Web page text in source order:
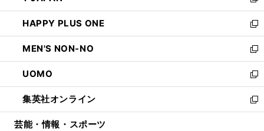
開
く
ウ
で
開
く
ン
ド
ウ
で
開
く
ウ
ィ
ン
ド
ウ
で
開
く
し
い
ウ
ィ
ン
ド
ウ
で
開
HAPPY PLUS ONE
新
し
い
ウ
ィ
ン
ド
ウ
MEN'S NON-NO
新
し
い
ウ
ィ
ン
UOMO
新
し
い
ウ
集英社オンライン
新
し
芸能・情報・スポーツ